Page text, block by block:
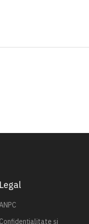
Legal
Confidențialitate și